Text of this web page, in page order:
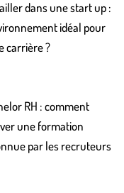
dans une start up :
idéal pour
carrière ?
RH : comment
une formation
par les recruteurs